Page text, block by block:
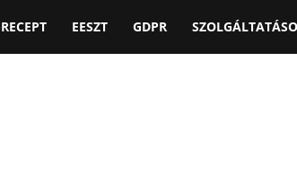
EESZT GDPR